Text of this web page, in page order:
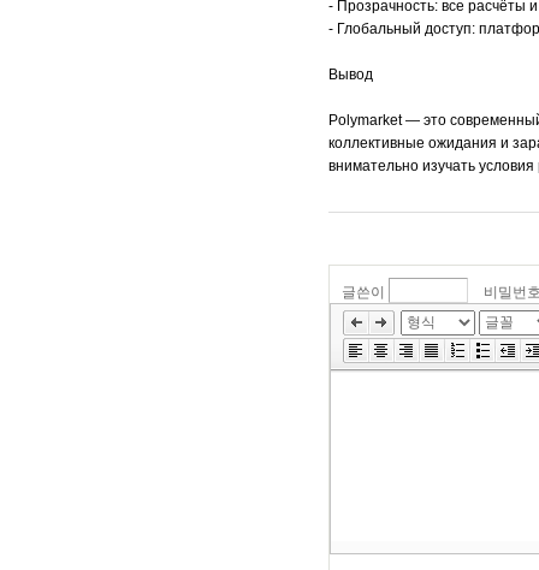
- Прозрачность: все расчёты
- Глобальный доступ:
Вывод
Polymarket — это
коллективные ожидания и
внимательно изучать
글쓴이
비밀번
편
도